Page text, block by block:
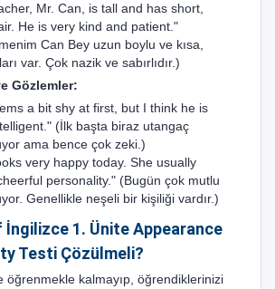
Mr. Can, is tall and has short,
He is very kind and patient."
Can Bey uzun boylu ve kısa,
var. Çok nazik ve sabırlıdır.)
Gözlemler:
a bit shy at first, but I think he is
(İlk başta biraz utangaç
ama bence çok zeki.)
very happy today. She usually
personality." (Bugün çok mutlu
Genellikle neşeli bir kişiliği vardır.)
İngilizce 1. Ünite Appearance
Testi Çözülmeli?
öğrenmekle kalmayıp, öğrendiklerinizi